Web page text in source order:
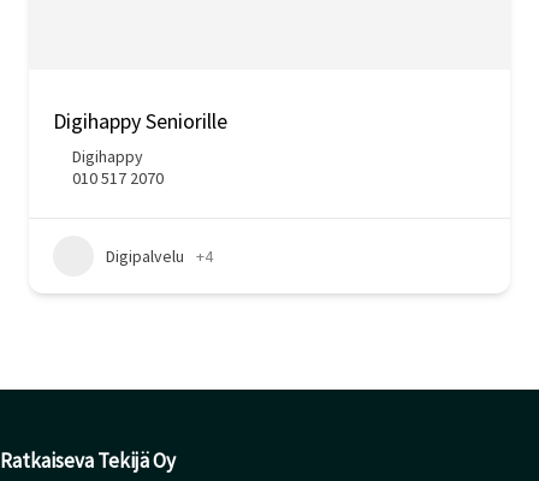
Digihappy Seniorille
Digihappy
010 517 2070
Digipalvelu +4
Ratkaiseva Tekijä Oy